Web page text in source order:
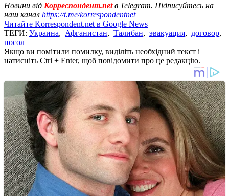
Новини від Корреспондент.netв Telegram. Підписуйтесь на
наш канал https://t.me/korrespondentnet
Читайте Korrespondent.net в Google News
ТЕГИ: Украина, Афганистан, Талибан, эвакуация, договор,
посол
Якщо ви помітили помилку, виділіть необхідний текст і
натисніть Ctrl + Enter, щоб повідомити про це редакцію.